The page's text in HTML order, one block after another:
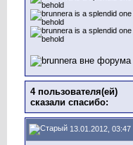
4 пользователя(ей)
сказали cпасибо:
13.01.2012, 03:47